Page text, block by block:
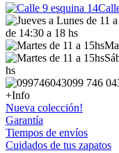
de 14:30 a 18 hs
hs
099 746
+Info
Nueva colección!
Garantía
Tiempos de envíos
Cuidados de tus zapatos